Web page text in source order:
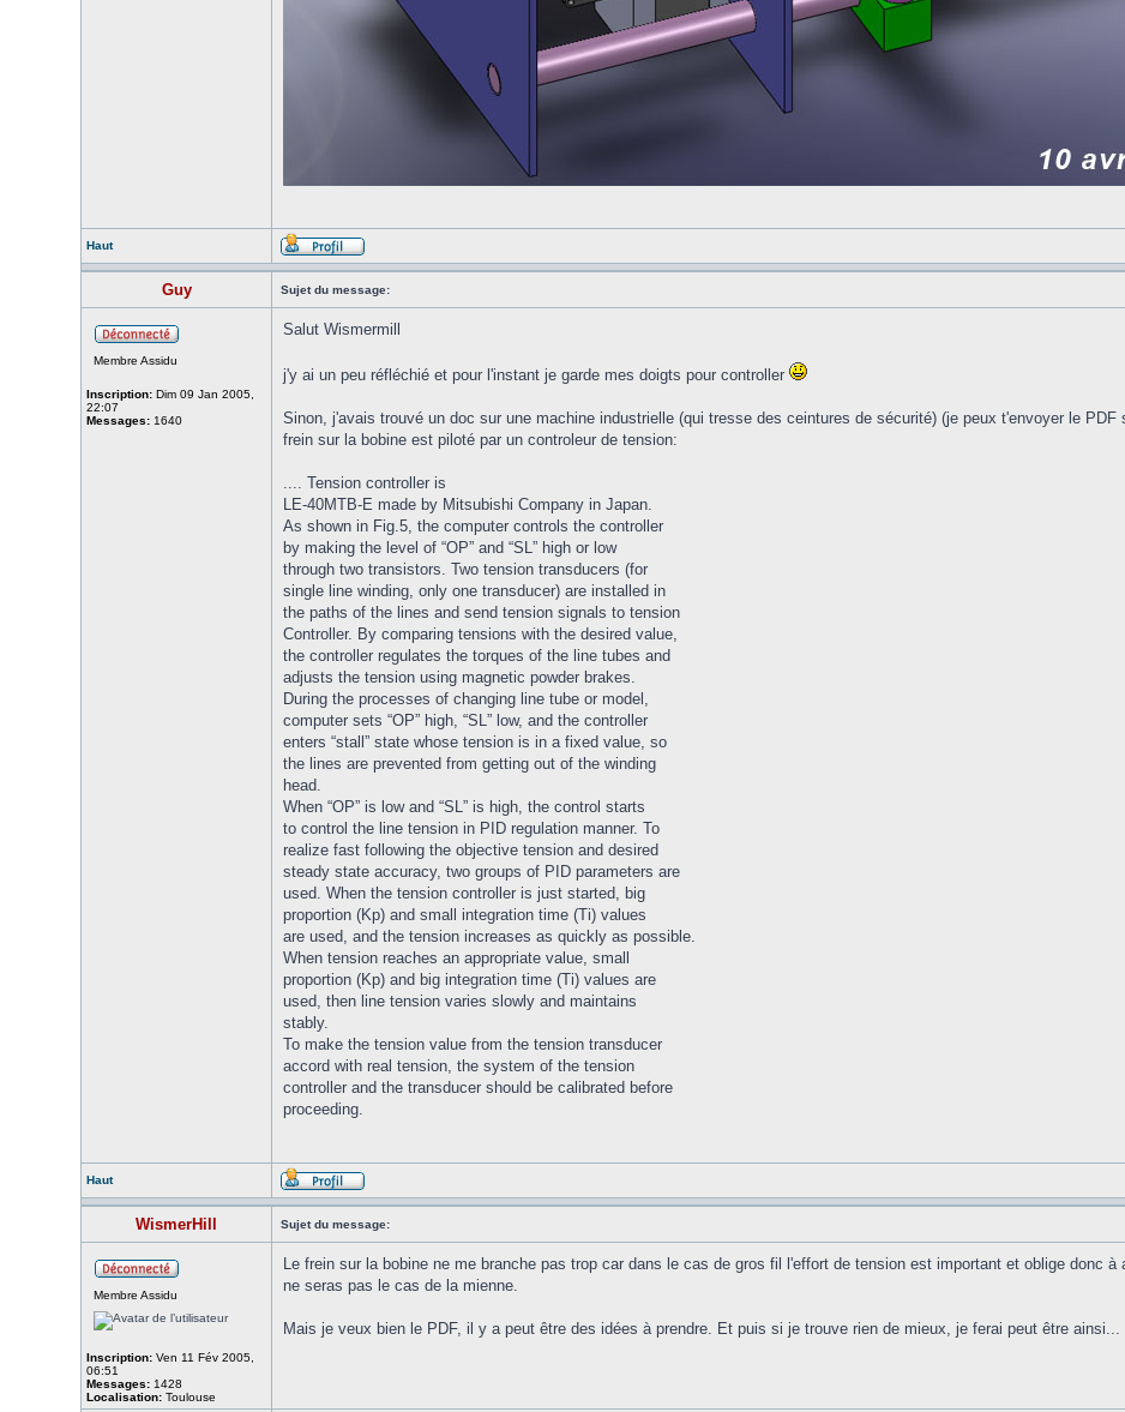
Haut
Guy Sujet du message:
Membre Assidu
Inscription: Dim 09 Jan 2005,
22:07
Messages: 1640
Salut Wismermill
j'y ai un peu réfléchié et pour l'instant je garde mes doigts pour controller
Sinon, j'avais trouvé un doc sur une machine industrielle (qui tresse des ceintures de sécurité) (je peux t'envoyer le
frein sur la bobine est piloté par un controleur de tension:
.... Tension controller is
LE-40MTB-E made by Mitsubishi Company in Japan.
As shown in Fig.5, the computer controls the controller
by making the level of “OP” and “SL” high or low
through two transistors. Two tension transducers (for
single line winding, only one transducer) are installed in
the paths of the lines and send tension signals to tension
Controller. By comparing tensions with the desired value,
the controller regulates the torques of the line tubes and
adjusts the tension using magnetic powder brakes.
During the processes of changing line tube or model,
computer sets “OP” high, “SL” low, and the controller
enters “stall” state whose tension is in a fixed value, so
the lines are prevented from getting out of the winding
head.
When “OP” is low and “SL” is high, the control starts
to control the line tension in PID regulation manner. To
realize fast following the objective tension and desired
steady state accuracy, two groups of PID parameters are
used. When the tension controller is just started, big
proportion (Kp) and small integration time (Ti) values
are used, and the tension increases as quickly as possible.
When tension reaches an appropriate value, small
proportion (Kp) and big integration time (Ti) values are
used, then line tension varies slowly and maintains
stably.
To make the tension value from the tension transducer
accord with real tension, the system of the tension
controller and the transducer should be calibrated before
proceeding.
Haut
WismerHill Sujet du message:
Membre Assidu
Inscription: Ven 11 Fév 2005,
06:51
Messages: 1428
Localisation: Toulouse
Le frein sur la bobine ne me branche pas trop car dans le cas de gros fil l'effort de tension est important et oblige donc
ne seras pas le cas de la mienne.
Mais je veux bien le PDF, il y a peut être des idées à prendre. Et puis si je trouve rien de mieux, je ferai peut être ainsi...